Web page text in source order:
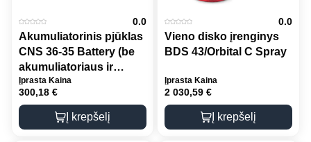
0.0
Akumuliatorinis pjūklas
CNS 36-35 Battery (be
akumuliatoriaus ir
kroviklio)
Įprasta Kaina
300,18 €
Į krepšelį
0.0
Vieno disko įrenginys
BDS 43/Orbital C Spray
Įprasta Kaina
2 030,59 €
Į krepšelį